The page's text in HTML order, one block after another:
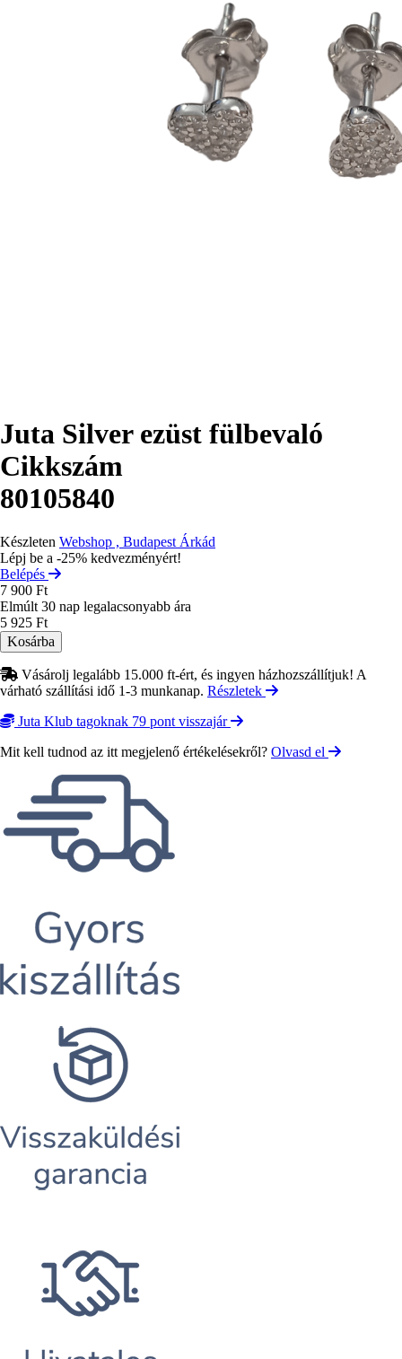
Juta Silver ezüst fülbevaló
Cikkszám
80105840
Készleten Webshop , Budapest Árkád
Lépj be a -25% kedvezményért!
Belépés
7 900 Ft
Elmúlt 30 nap legalacsonyabb ára
5 925 Ft
Vásárolj legalább 15.000 ft-ért, és ingyen házhozszállítjuk! A
várható szállítási idő 1-3 munkanap. Részletek
Juta Klub tagoknak 79 pont visszajár
Mit kell tudnod az itt megjelenő értékelésekről? Olvasd el